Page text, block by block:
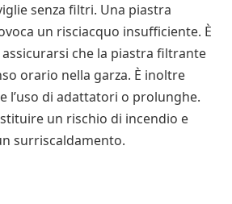
senza filtri. Una piastra
un risciacquo insufficiente. È
che la piastra filtrante
orario nella garza. È inoltre
l’uso di adattatori o prolunghe.
un rischio di incendio e
surriscaldamento.